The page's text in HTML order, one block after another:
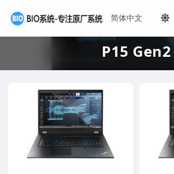
P15 Gen2